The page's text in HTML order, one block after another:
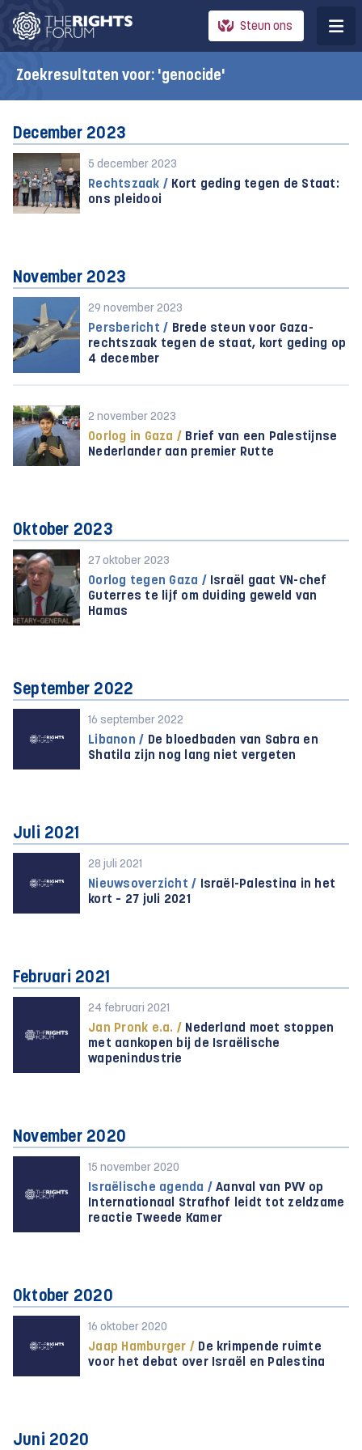
Steun ons
Zoekresultaten voor: 'genocide'
December 2023
5 december 2023
Rechtszaak / Kort geding tegen de Staat:
ons pleidooi
November 2023
29 november 2023
Persbericht / Brede steun voor Gaza-
rechtszaak tegen de staat, kort geding op
4 december
2 november 2023
Oorlog in Gaza / Brief van een Palestijnse
Nederlander aan premier Rutte
Oktober 2023
27 oktober 2023
Oorlog tegen Gaza / Israël gaat VN-chef
Guterres te lijf om duiding geweld van
Hamas
September 2022
16 september 2022
Libanon / De bloedbaden van Sabra en
Shatila zijn nog lang niet vergeten
Juli 2021
28 juli 2021
Nieuwsoverzicht / Israël-Palestina in het
kort – 27 juli 2021
Februari 2021
24 februari 2021
Jan Pronk e.a. / Nederland moet stoppen
met aankopen bij de Israëlische
wapenindustrie
November 2020
15 november 2020
Israëlische agenda / Aanval van PVV op
Internationaal Strafhof leidt tot zeldzame
reactie Tweede Kamer
Oktober 2020
16 oktober 2020
Jaap Hamburger / De krimpende ruimte
voor het debat over Israël en Palestina
Juni 2020